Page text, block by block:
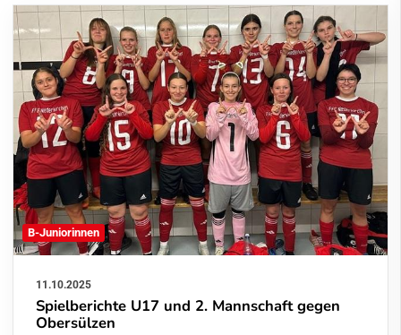
B-Juniorinnen
11.10.2025
Spielberichte U17 und 2. Mannschaft gegen
Obersülzen